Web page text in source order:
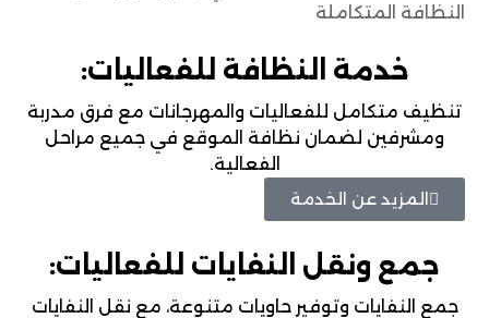
النظافة المتكاملة
خدمة النظافة للفعاليات:
تنظيف متكامل للفعاليات والمهرجانات مع فرق مدربة
ومشرفين لضمان نظافة الموقع في جميع مراحل
الفعالية.
المزيد عن الخدمة
جمع ونقل النفايات للفعاليات:
جمع النفايات وتوفير حاويات متنوعة، مع نقل النفايات